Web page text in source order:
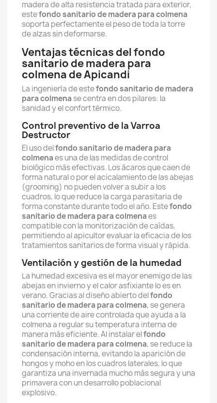
madera de alta resistencia tratada para exterior,
estefondo sanitario de madera para colmena
soporta perfectamente el peso de toda la torre
de alzas sin deformarse.
Ventajas técnicas del fondo
sanitario de madera para
colmena de Apicandi
La ingeniería de estefondo sanitario de madera
para colmena se centra en dos pilares: la
sanidad y el confort térmico.
Control preventivo de la Varroa
Destructor
El uso delfondo sanitario de madera para
colmenaes una de las medidas de control
biológico más efectivas. Los ácaros que caen de
forma natural o por el acicalamiento de las abejas
(grooming) no pueden volver a subir a los
cuadros, lo que reduce la carga parasitaria de
forma constante durante todo el año. Estefondo
sanitario de madera para colmenaes
compatible con la monitorización de caídas,
permitiendo al apicultor evaluar la eficacia de los
tratamientos sanitarios de forma visual y rápida.
Ventilación y gestión de la humedad
La humedad excesiva es el mayor enemigo de las
abejas en invierno y el calor asfixiante lo es en
verano. Gracias al diseño abierto delfondo
sanitario de madera para colmena, se genera
una corriente de aire controlada que ayuda a la
colmena a regular su temperatura interna de
manera más eficiente. Al instalar elfondo
sanitario de madera para colmena, se reduce la
condensación interna, evitando la aparición de
hongos y moho en los cuadros laterales, lo que
garantiza una invernada mucho más segura y una
primavera con un desarrollo poblacional
explosivo.